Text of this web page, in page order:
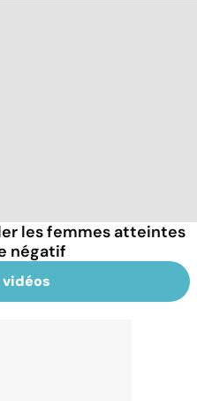
les femmes atteintes
négatif
vidéos